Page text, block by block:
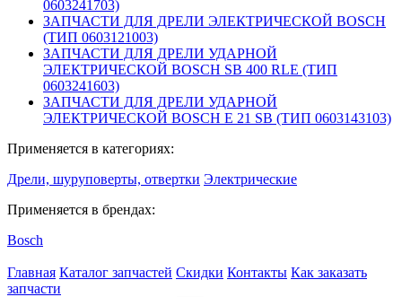
0603241703)
ЗАПЧАСТИ ДЛЯ ДРЕЛИ ЭЛЕКТРИЧЕСКОЙ BOSCH
(ТИП 0603121003)
ЗАПЧАСТИ ДЛЯ ДРЕЛИ УДАРНОЙ
ЭЛЕКТРИЧЕСКОЙ BOSCH SB 400 RLE (ТИП
0603241603)
ЗАПЧАСТИ ДЛЯ ДРЕЛИ УДАРНОЙ
ЭЛЕКТРИЧЕСКОЙ BOSCH E 21 SB (ТИП 0603143103)
Применяется в категориях:
Дрели, шуруповерты, отвертки Электрические
Применяется в брендах:
Bosch
Главная Каталог запчастей Скидки Контакты Как заказать
запчасти